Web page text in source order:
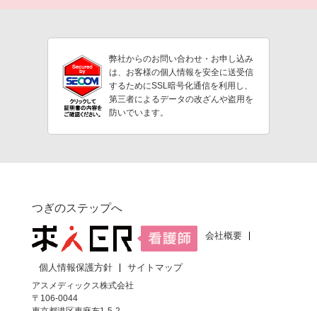
弊社からのお問い合わせ・お申し込み
は、お客様の個人情報を安全に送受信
するためにSSL暗号化通信を利用し、
第三者によるデータの改ざんや盗用を
防いでいます。
つぎのステップへ
会社概要
個人情報保護方針
サイトマップ
アスメディックス株式会社
〒106-0044